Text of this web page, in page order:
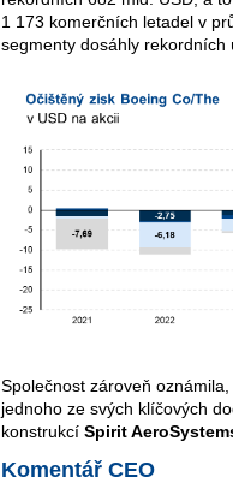
1 173 komerčních letadel v
segmenty dosáhly rekordních
Společnost zároveň
jednoho ze svých klíčových
konstrukcí Spirit
Komentář CEO